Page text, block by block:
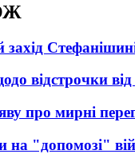
відстрочки від
про мирні
"допомозі"